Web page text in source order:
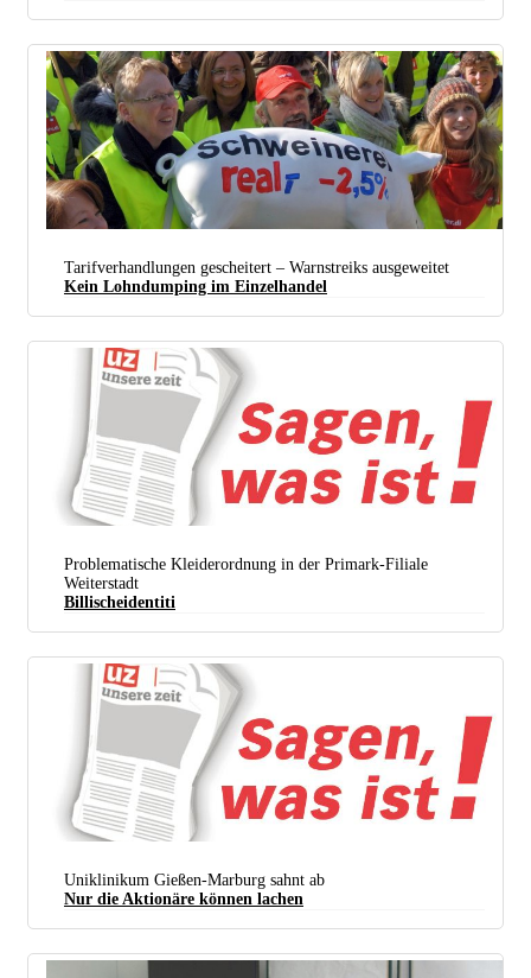
[url=https://www.flickr.com/photos/dielinke_nrw/25553252552]Die Linke NRW/flickr[/url]
(Foto:
CC BY-SA 2.0
Tarifverhandlungen gescheitert – Warnstreiks ausgeweitet
Kein Lohndumping im Einzelhandel
Problematische Kleiderordnung in der Primark-Filiale
Weiterstadt
Billischeidentiti
Uniklinikum Gießen-Marburg sahnt ab
Nur die Aktionäre können lachen